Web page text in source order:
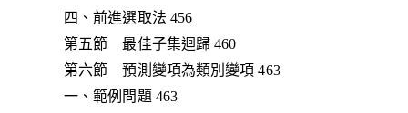
四、前進選取法 456
第五節 最佳子集迴歸 460
第六節 預測變項為類別變項 463
一、範例問題 463